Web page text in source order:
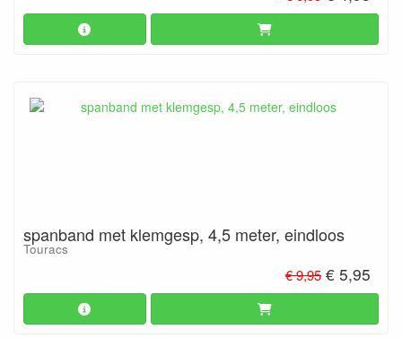
spanband met klemgesp, 4,5 meter, eindloos
Touracs
€ 9,95 € 5,95